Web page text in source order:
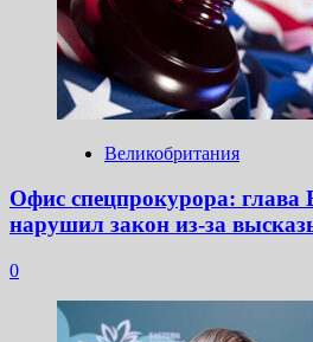
Великобритания
Офис спецпрокурора:
нарушил закон из-за
0